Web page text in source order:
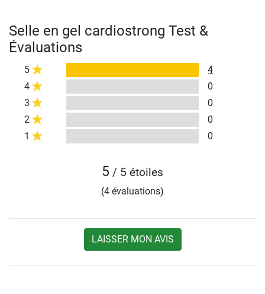
Selle en gel cardiostrong Test &
Évaluations
5
4
4
0
3
0
2
0
1
0
5 / 5 étoiles
(4 évaluations)
LAISSER MON AVIS